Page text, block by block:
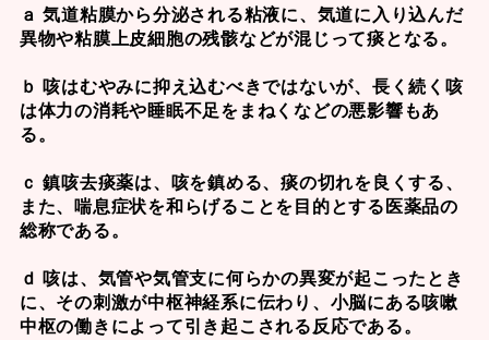
ａ 気道粘膜から分泌される粘液に、気道に入り込んだ
異物や粘膜上皮細胞の残骸などが混じって痰となる。
ｂ 咳はむやみに抑え込むべきではないが、長く続く咳
は体力の消耗や睡眠不足をまねくなどの悪影響もあ
る。
ｃ 鎮咳去痰薬は、咳を鎮める、痰の切れを良くする、
また、喘息症状を和らげることを目的とする医薬品の
総称である。
ｄ 咳は、気管や気管支に何らかの異変が起こったとき
に、その刺激が中枢神経系に伝わり、小脳にある咳嗽
中枢の働きによって引き起こされる反応である。